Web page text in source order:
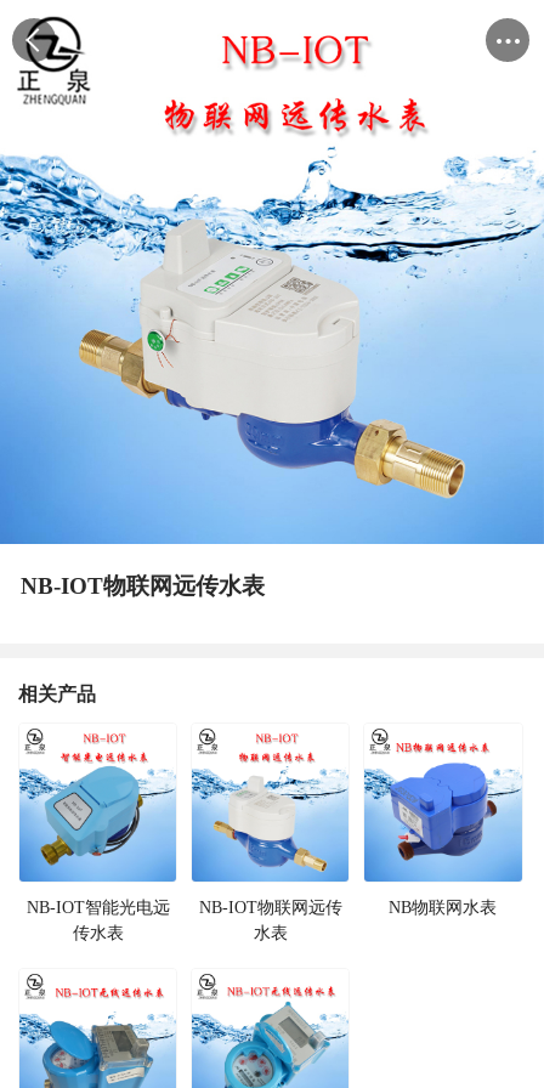
NB-IOT物联网远传水表
相关产品
NB-IOT智能光电远
传水表
NB-IOT物联网远传
水表
NB物联网水表